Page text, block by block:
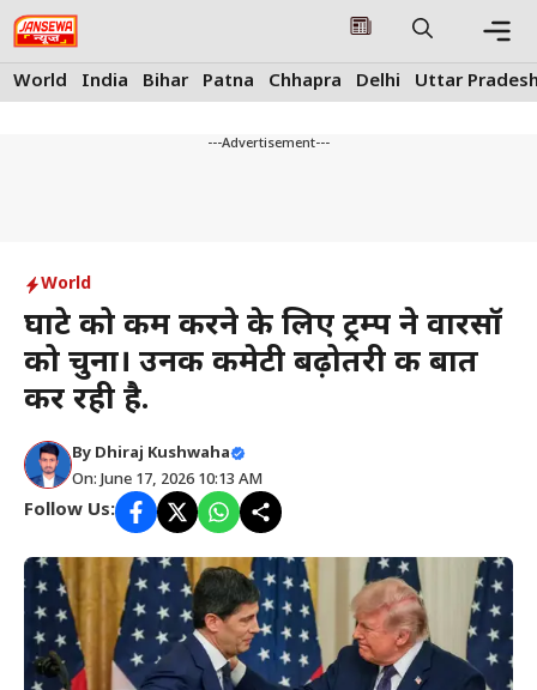
Skip
to
content
World India Bihar Patna Chhapra Delhi Uttar
---Advertisement---
World
घाटे को कम करने के लिए ट्रम्प ने वारसॉ
को चुना। उनकी कमेटी बढ़ोतरी की बात
कर रही है.
By Dhiraj Kushwaha
On: June 17, 2026 10:13 AM
Follow Us: